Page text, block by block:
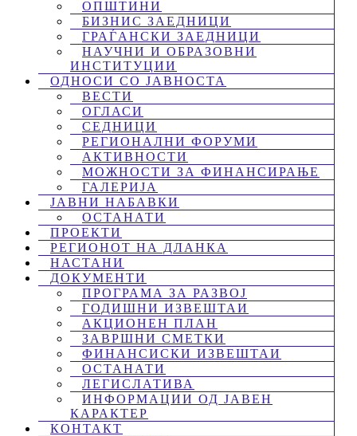
ОПШТИНИ
БИЗНИС ЗАЕДНИЦИ
ГРАЃАНСКИ ЗАЕДНИЦИ
НАУЧНИ И ОБРАЗОВНИ
ИНСТИТУЦИИ
ОДНОСИ СО ЈАВНОСТА
ВЕСТИ
ОГЛАСИ
СЕДНИЦИ
РЕГИОНАЛНИ ФОРУМИ
АКТИВНОСТИ
МОЖНОСТИ ЗА ФИНАНСИРАЊЕ
ГАЛЕРИЈА
ЈАВНИ НАБАВКИ
ОСТАНАТИ
ПРОЕКТИ
РЕГИОНОТ НА ДЛАНКА
НАСТАНИ
ДОКУМЕНТИ
ПРОГРАМА ЗА РАЗВОЈ
ГОДИШНИ ИЗВЕШТАИ
АКЦИОНЕН ПЛАН
ЗАВРШНИ СМЕТКИ
ФИНАНСИСКИ ИЗВЕШТАИ
ОСТАНАТИ
ЛЕГИСЛАТИВА
ИНФОРМАЦИИ ОД ЈАВЕН
КАРАКТЕР
КОНТАКТ